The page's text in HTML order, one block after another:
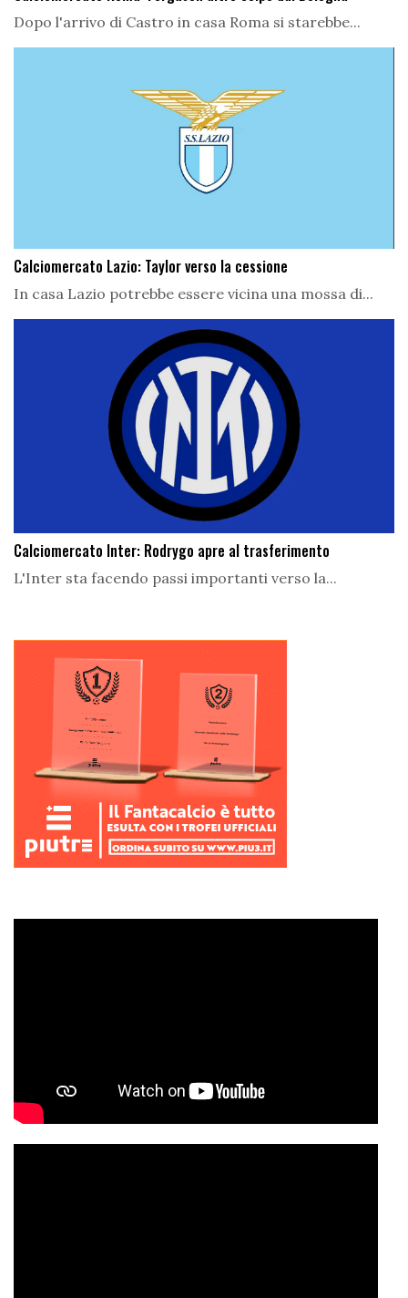
Dopo l'arrivo di Castro in casa Roma si starebbe...
Calciomercato Lazio: Taylor verso la cessione
In casa Lazio potrebbe essere vicina una mossa di...
Calciomercato Inter: Rodrygo apre al trasferimento
L'Inter sta facendo passi importanti verso la...